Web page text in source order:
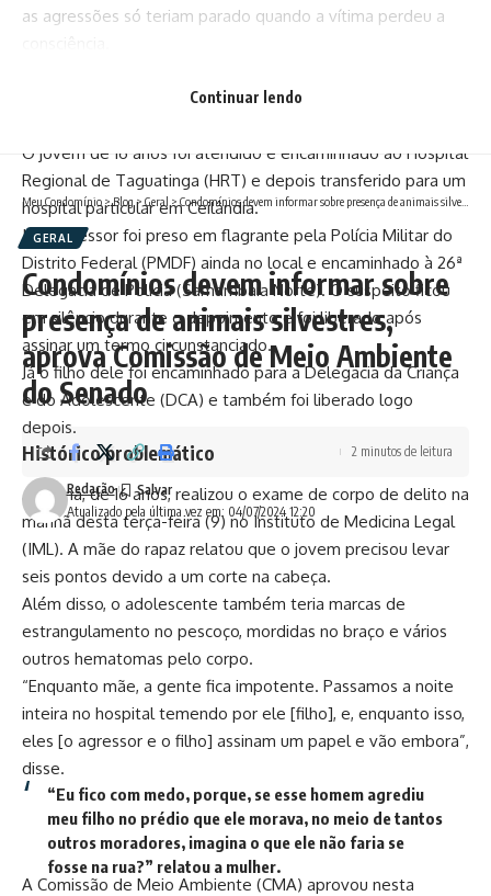
as agressões só teriam parado quando a vítima perdeu a
socorros do adolescente até a chegada do Corpo de
O jovem de 16 anos foi atendido e encaminhado ao Hospital
Regional de Taguatinga (HRT) e depois transferido para um
hospital particular em Ceilândia.
Já o agressor foi preso em flagrante pela Polícia Militar do
Distrito Federal (PMDF) ainda no local e encaminhado à 26ª
Delegacia de Polícia (Samambaia Norte). O suspeito ficou
em silêncio durante o depoimento e foi liberado após
assinar um termo circunstanciado.
Já o filho dele foi encaminhado para a Delegacia da Criança
e do Adolescente (DCA) e também foi liberado logo
depois.
Histórico problemático
A vítima, de 16 anos, realizou o exame de corpo de delito na
manhã desta terça-feira (9) no Instituto de Medicina Legal
(IML). A mãe do rapaz relatou que o jovem precisou levar
seis pontos devido a um corte na cabeça.
Além disso, o adolescente também teria marcas de
estrangulamento no pescoço, mordidas no braço e vários
outros hematomas pelo corpo.
“Enquanto mãe, a gente fica impotente. Passamos a noite
inteira no hospital temendo por ele [filho], e, enquanto isso,
eles [o agressor e o filho] assinam um papel e vão embora”,
disse.
“Eu fico com medo, porque, se esse homem agrediu
meu filho no prédio que ele morava, no meio de tantos
outros moradores, imagina o que ele não faria se
fosse na rua?” relatou a mulher.
Continuar lendo
Meu Condomínio >Blog > Geral > Condomínios devem informar sobre presença de animais silvestres, aprova Comissão de Meio Ambiente do Senado
GERAL
Condomínios devem informar sobre
presença de animais silvestres,
aprova Comissão de Meio Ambiente
do Senado
Atualizado pela última vez em: 04/07/2024 12:20
Redação
2 minutos de leitura
A Comissão de Meio Ambiente (CMA) aprovou nesta